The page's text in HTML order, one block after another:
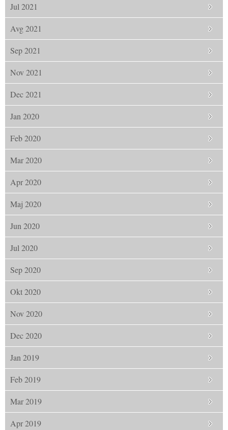
Jul 2021
Avg 2021
Sep 2021
Nov 2021
Dec 2021
Jan 2020
Feb 2020
Mar 2020
Apr 2020
Maj 2020
Jun 2020
Jul 2020
Sep 2020
Okt 2020
Nov 2020
Dec 2020
Jan 2019
Feb 2019
Mar 2019
Apr 2019